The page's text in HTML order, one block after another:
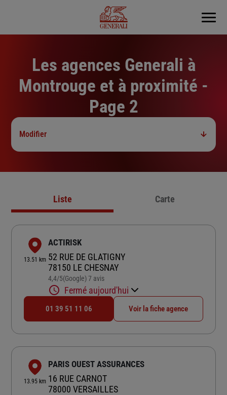
Menu
Les agences Generali à
Montrouge et à proximité -
Page 2
Modifier
Liste Carte
13.51 km
ACTIRISK
52 RUE DE GLATIGNY
78150 LE CHESNAY
4,4/5Note de 4.4 sur 5
(Google) 7 avis
Fermé aujourd'hui
01 39 51 11 06 Voir la fiche agence
13.95 km
PARIS OUEST ASSURANCES
16 RUE CARNOT
78000 VERSAILLES